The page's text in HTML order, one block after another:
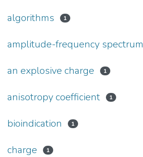
algorithms 1
amplitude-frequency spectrum
an explosive charge 1
anisotropy coefficient 1
bioindication 1
charge 1